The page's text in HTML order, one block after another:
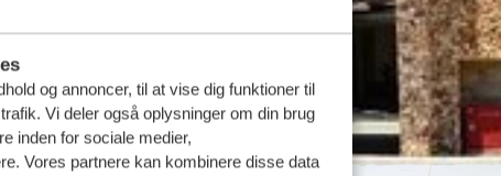
og annoncer, til at vise dig funktioner til
Vi deler også oplysninger om din brug
inden for sociale medier,
Vores partnere kan kombinere disse data